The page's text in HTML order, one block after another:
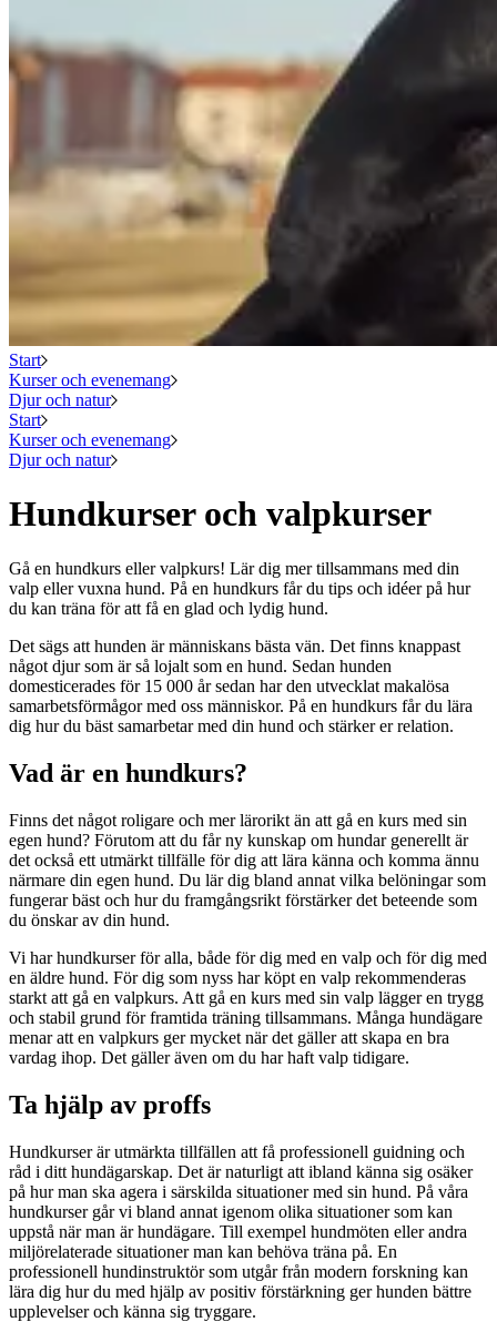
Start
Kurser och evenemang
Djur och natur
Start
Kurser och evenemang
Djur och natur
Hundkurser och valpkurser
Gå en hundkurs eller valpkurs! Lär dig mer tillsammans med din
valp eller vuxna hund. På en hundkurs får du tips och idéer på hur
du kan träna för att få en glad och lydig hund.
Det sägs att hunden är människans bästa vän. Det finns knappast
något djur som är så lojalt som en hund. Sedan hunden
domesticerades för 15 000 år sedan har den utvecklat makalösa
samarbetsförmågor med oss människor. På en hundkurs får du lära
dig hur du bäst samarbetar med din hund och stärker er relation.
Vad är en hundkurs?
Finns det något roligare och mer lärorikt än att gå en kurs med sin
egen hund? Förutom att du får ny kunskap om hundar generellt är
det också ett utmärkt tillfälle för dig att lära känna och komma ännu
närmare din egen hund. Du lär dig bland annat vilka belöningar som
fungerar bäst och hur du framgångsrikt förstärker det beteende som
du önskar av din hund.
Vi har hundkurser för alla, både för dig med en valp och för dig med
en äldre hund. För dig som nyss har köpt en valp rekommenderas
starkt att gå en valpkurs. Att gå en kurs med sin valp lägger en trygg
och stabil grund för framtida träning tillsammans. Många hundägare
menar att en valpkurs ger mycket när det gäller att skapa en bra
vardag ihop. Det gäller även om du har haft valp tidigare.
Ta hjälp av proffs
Hundkurser är utmärkta tillfällen att få professionell guidning och
råd i ditt hundägarskap. Det är naturligt att ibland känna sig osäker
på hur man ska agera i särskilda situationer med sin hund. På våra
hundkurser går vi bland annat igenom olika situationer som kan
uppstå när man är hundägare. Till exempel hundmöten eller andra
miljörelaterade situationer man kan behöva träna på. En
professionell hundinstruktör som utgår från modern forskning kan
lära dig hur du med hjälp av positiv förstärkning ger hunden bättre
upplevelser och känna sig tryggare.